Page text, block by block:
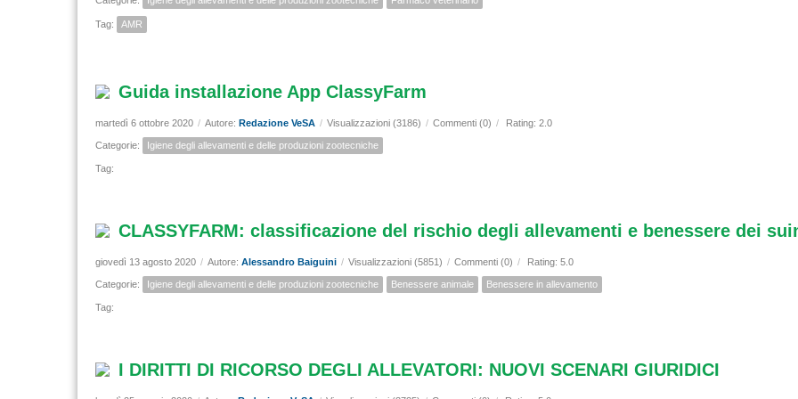
Tag: AMR
Guida installazione App ClassyFarm
martedì 6 ottobre 2020 / Autore: Redazione VeSA / Visualizzazioni (3186) / Commenti (0) / Rating: 2.0
Categorie: Igiene degli allevamenti e delle produzioni zootecniche
Tag:
CLASSYFARM: classificazione del rischio degli allevamenti e benessere dei
giovedì 13 agosto 2020 / Autore: Alessandro Baiguini / Visualizzazioni (5851) / Commenti (0) / Rating: 5.0
Categorie: Igiene degli allevamenti e delle produzioni zootecniche Benessere animale Benessere in allevamento
Tag:
I DIRITTI DI RICORSO DEGLI ALLEVATORI: NUOVI SCENARI GIURIDICI